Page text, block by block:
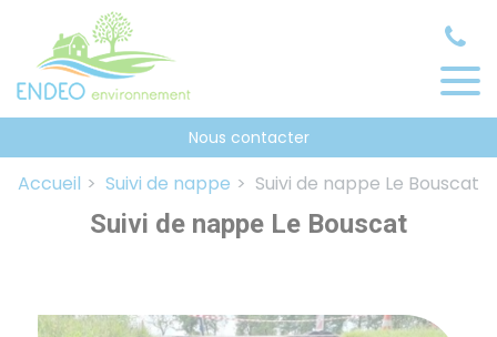
Nous contacter
Accueil Suivi de nappe Suivi de nappe Le Bouscat
Suivi de nappe Le Bouscat
Panneau de gestion des cookies